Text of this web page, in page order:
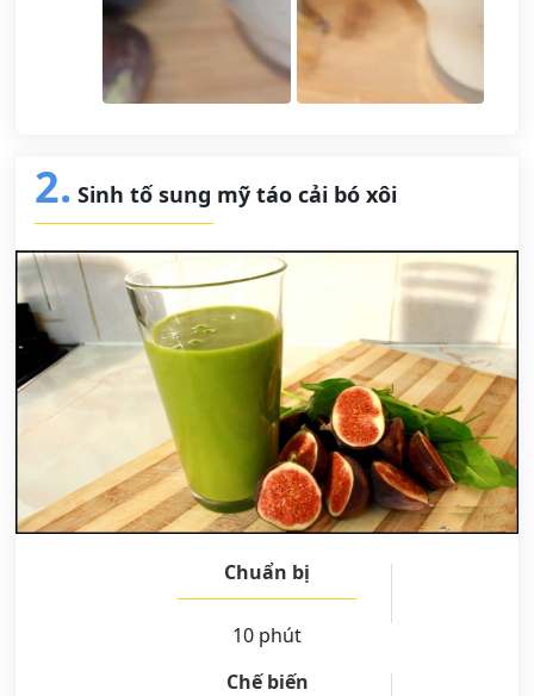
2. Sinh tố sung mỹ táo cải bó xôi
Chuẩn bị
10 phút
Chế biến